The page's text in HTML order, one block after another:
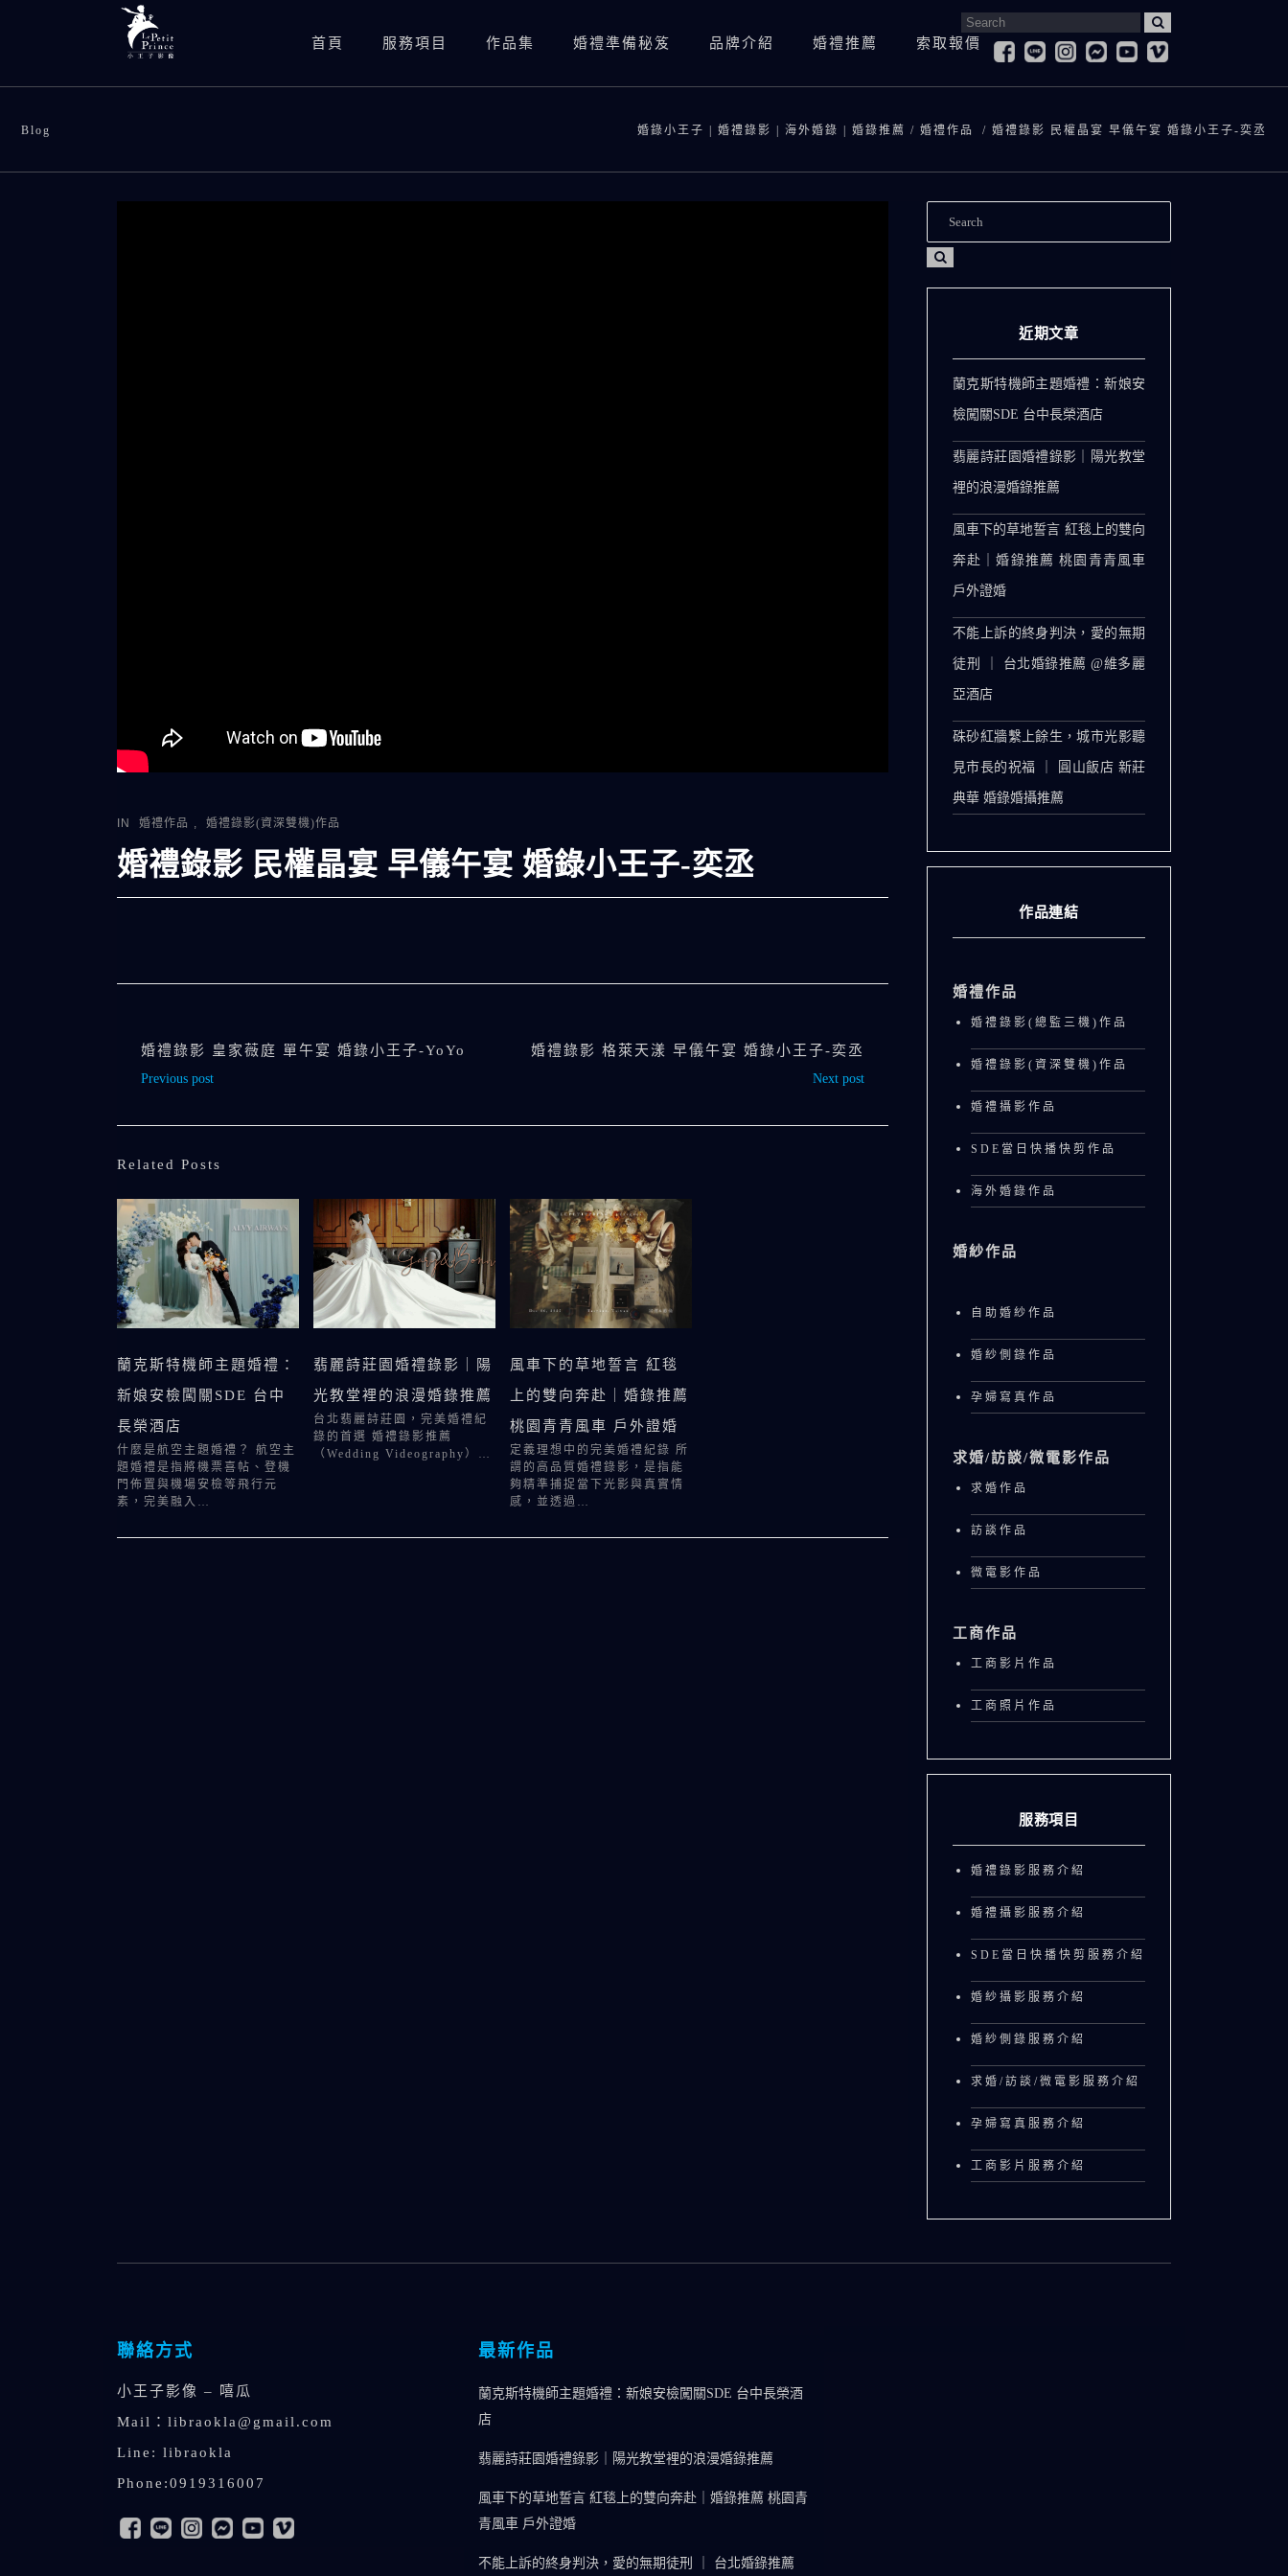
首頁 服務項目 作品集
婚禮錄影(總監三機)
婚禮錄影(資深雙機)
婚紗照
婚紗側錄
孕婦寫真
兒童寫真
婚禮準備秘笈 品牌介紹 婚禮推薦 索取報價
Search
for:
婚禮錄影(總監三機) 婚紗照
孕婦寫真
兒童寫真
求
訪
Blog 婚錄小王子 | 婚禮錄影 | 海外婚錄 | 婚錄推薦 / 婚禮作品 / 婚禮錄影 民權晶宴 早儀午宴 婚錄小王子-奕丞
IN 婚禮作品 , 婚禮錄影(資深雙機)作品
婚禮錄影 民權晶宴 早儀午宴 婚錄小王子-奕丞
婚禮錄影 皇家薇庭 單午宴 婚錄小王子-YoYo
Previous post
婚禮錄影 格萊天漾 早儀午宴 婚錄小王子-奕丞
Next post
Related Posts
蘭克斯特機師主題婚禮：
新娘安檢闖關SDE 台中
長榮酒店
什麼是航空主題婚禮？ 航空主
題婚禮是指將機票喜帖、登機
門佈置與機場安檢等飛行元
素，完美融入…
翡麗詩莊園婚禮錄影｜陽
光教堂裡的浪漫婚錄推薦
台北翡麗詩莊園，完美婚禮紀
錄的首選 婚禮錄影推薦
（Wedding Videography）…
風車下的草地誓言 紅毯
上的雙向奔赴｜婚錄推薦
桃園青青風車 戶外證婚
定義理想中的完美婚禮紀錄 所
謂的高品質婚禮錄影，是指能
夠精準捕捉當下光影與真實情
感，並透過…
近期文章
蘭克斯特機師主題婚禮：新娘安
檢闖關SDE 台中長榮酒店
翡麗詩莊園婚禮錄影｜陽光教堂
裡的浪漫婚錄推薦
風車下的草地誓言 紅毯上的雙向
奔赴｜婚錄推薦 桃園青青風車
戶外證婚
不能上訴的終身判決，愛的無期
徒刑 ｜ 台北婚錄推薦 @維多麗
亞酒店
硃砂紅牆繫上餘生，城市光影聽
見市長的祝福 ｜ 圓山飯店 新莊
典華 婚錄婚攝推薦
作品連結
婚禮作品
婚禮錄影(總監三機)作品
婚禮錄影(資深雙機)作品
婚禮攝影作品
SDE當日快播快剪作品
海外婚錄作品
婚紗作品
自助婚紗作品
婚紗側錄作品
孕婦寫真作品
求婚/訪談/微電影作品
求婚作品
訪談作品
微電影作品
工商作品
工商影片作品
工商照片作品
服務項目
婚禮錄影服務介紹
婚禮攝影服務介紹
SDE當日快播快剪服務介紹
婚紗攝影服務介紹
婚紗側錄服務介紹
求婚/訪談/微電影服務介紹
孕婦寫真服務介紹
工商影片服務介紹
聯絡方式
小王子影像 – 嘻瓜
Mail： libraokla@gmail.com
Line: libraokla
Phone:0919316007
最新作品
蘭克斯特機師主題婚禮：新娘安檢闖關SDE 台中長榮酒
店
翡麗詩莊園婚禮錄影｜陽光教堂裡的浪漫婚錄推薦
風車下的草地誓言 紅毯上的雙向奔赴｜婚錄推薦 桃園青
青風車 戶外證婚
不能上訴的終身判決，愛的無期徒刑 ｜ 台北婚錄推薦